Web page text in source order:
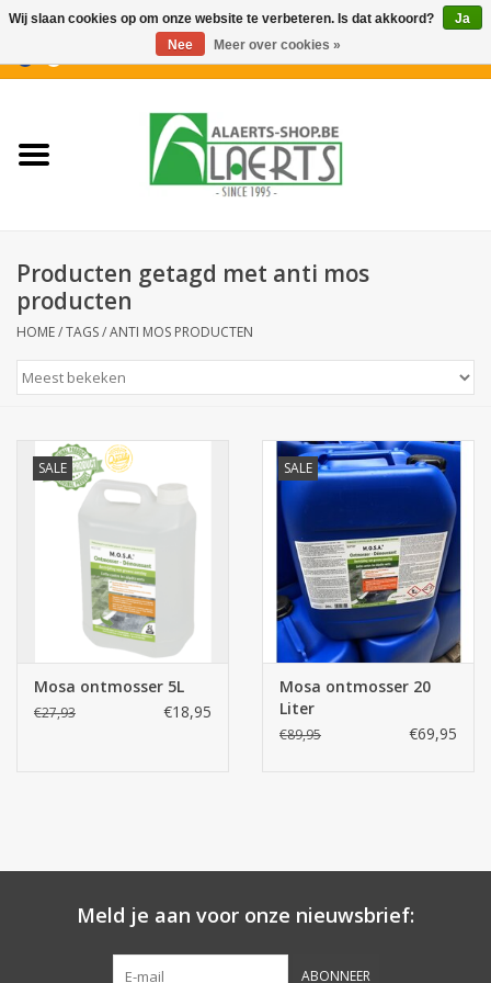
Nieuwigheden
Koffiekoekjes
Aperitiefkoekjes
Snoeppot-Snoep
Kassarollen
Cleaning-producten
Verpakking
Kantoorbenodigdheden
Producten getagd met anti mos
producten
HOME/TAGS/ANTI MOS PRODUCTEN
SALE
Mosa ontmosser 5L
€27,93 €18,95
SALE
Mosa ontmosser 20
Liter
€89,95 €69,95
Meld je aan voor onze nieuwsbrief:
ABONNEER
Wij slaan cookies op om onze website te verbeteren. Is dat akkoord?
Ja
Nee
Meer over cookies »